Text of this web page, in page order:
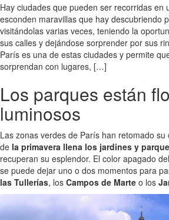
Hay ciudades que pueden ser recorridas en
esconden maravillas que hay descubriendo
visitándolas varias veces, teniendo la
sus calles y dejándose sorprender por sus
París es una de estas ciudades y permite
sorprendan con lugares, […]
Los parques están
luminosos
Las zonas verdes de París han retomado
de la primavera llena los jardines y
recuperan su esplendor. El color apagado
se puede dejar uno o dos momentos para
las Tullerías, los Campos de Marte o los